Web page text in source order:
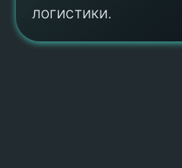
логистики.